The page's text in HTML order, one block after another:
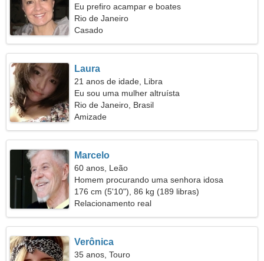
Eu prefiro acampar e boates
Rio de Janeiro
Casado
Laura
21 anos de idade, Libra
Eu sou uma mulher altruísta
Rio de Janeiro, Brasil
Amizade
Marcelo
60 anos, Leão
Homem procurando uma senhora idosa
176 cm (5'10"), 86 kg (189 libras)
Relacionamento real
Verônica
35 anos, Touro